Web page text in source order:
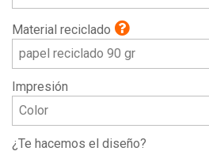
Material reciclado
Impresión
¿Te hacemos el diseño?